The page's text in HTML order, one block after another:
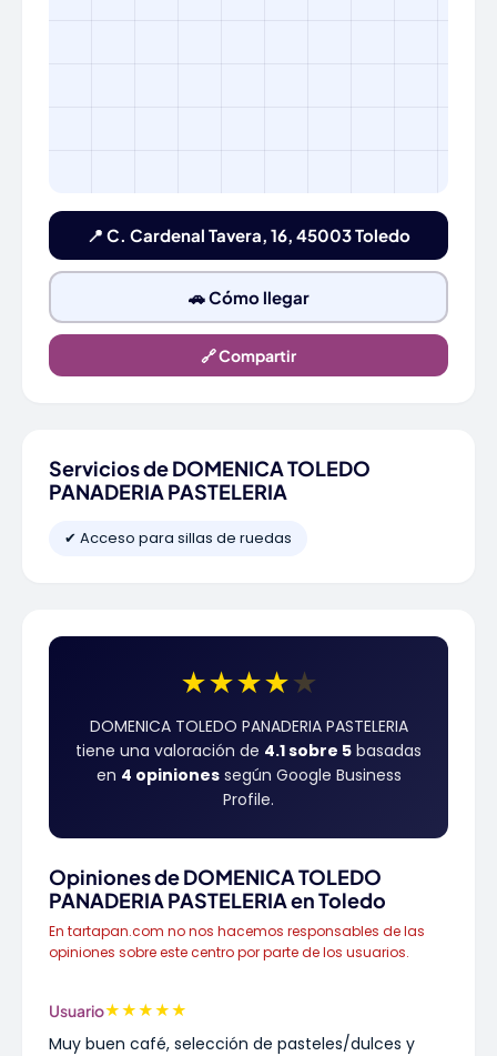
📍 C. Cardenal Tavera, 16, 45003 Toledo
🚗 Cómo llegar
🔗 Compartir
Servicios de DOMENICA TOLEDO
PANADERIA PASTELERIA
✔ Acceso para sillas de ruedas
★★★★★
DOMENICA TOLEDO PANADERIA PASTELERIA
tiene una valoración de 4.1 sobre 5 basadas
en 4 opinionessegún Google Business
Profile.
Opiniones de DOMENICA TOLEDO
PANADERIA PASTELERIA en Toledo
En tartapan.com no nos hacemos responsables de las
opiniones sobre este centro por parte de los usuarios.
Usuario★★★★★
Muy buen café, selección de pasteles/dulces y